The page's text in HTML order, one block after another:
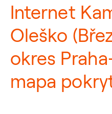
Internet
Oleško
okres
mapa